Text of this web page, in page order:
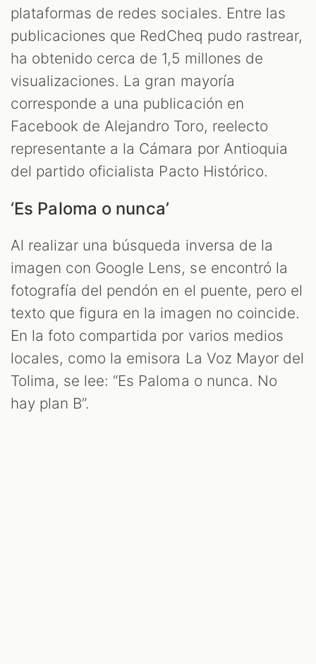
plataformas de redes sociales. Entre las
publicaciones que RedCheq pudo rastrear,
ha obtenido cerca de 1,5 millones de
visualizaciones. La gran mayoría
corresponde a una publicación en
Facebook de Alejandro Toro, reelecto
representante a la Cámara por Antioquia
del partido oficialista Pacto Histórico.
‘Es Paloma o nunca’
Al realizar una búsqueda inversa de la
imagen con Google Lens, se encontró la
fotografía del pendón en el puente, pero el
texto que figura en la imagen no coincide.
En la foto compartida por varios medios
locales, como la emisora La Voz Mayor del
Tolima, se lee: “Es Paloma o nunca. No
hay plan B”.